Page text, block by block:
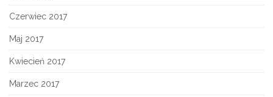
Czerwiec 2017
Maj 2017
Kwiecień 2017
Marzec 2017